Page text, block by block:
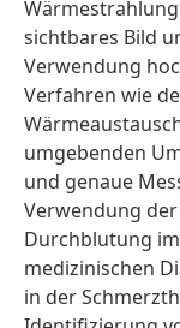
sichtbares Bild
Verwendung
Verfahren wie
umgebenden
und genaue
Verwendung
Durchblutung
medizinischen
in der